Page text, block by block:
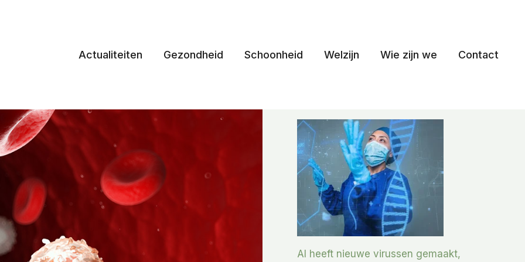
Actualiteiten Gezondheid Schoonheid Welzijn Wie zijn we Contact
AI heeft nieuwe virussen gemaakt,